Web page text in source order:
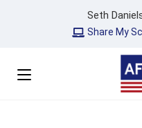
Seth
Share My